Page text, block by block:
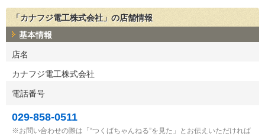
「カナフジ電工株式会社」の店舗情報
基本情報
店名
カナフジ電工株式会社
電話番号
029-858-0511
お問い合わせの際は「“つくばちゃんねる”を見た」とお伝えいただければ